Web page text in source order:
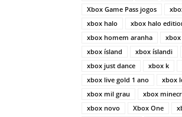
Xbox Game Pass jogos
xbox halo
xbox halo
xbox homem aranha
xbox ísland
xbox íslandi
xbox just dance
xbox k
xbox live gold 1 ano
xbox
xbox mil grau
xbox
xbox novo
Xbox One